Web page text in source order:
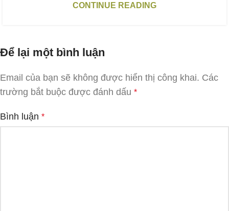
CONTINUE READING
Để lại một bình luận
Email của bạn sẽ không được hiển thị công khai. Các
trường bắt buộc được đánh dấu *
Bình luận *